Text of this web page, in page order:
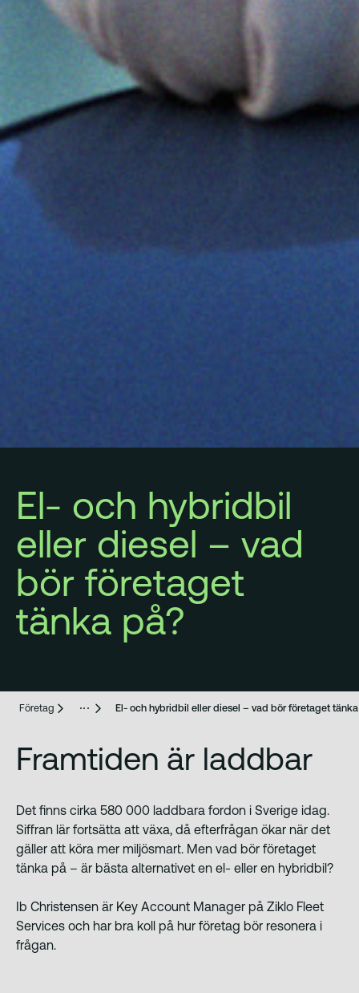
El- och hybridbil
eller diesel – vad
bör företaget
tänka på?
Företag El- och hybridbil eller diesel – vad bör företaget
Framtiden är laddbar
Det finns cirka 580 000 laddbara fordon i Sverige idag.
Siffran lär fortsätta att växa, då efterfrågan ökar när det
gäller att köra mer miljösmart. Men vad bör företaget
tänka på – är bästa alternativet en el- eller en hybridbil?
Ib Christensen är Key Account Manager på Ziklo Fleet
Services och har bra koll på hur företag bör resonera i
frågan.